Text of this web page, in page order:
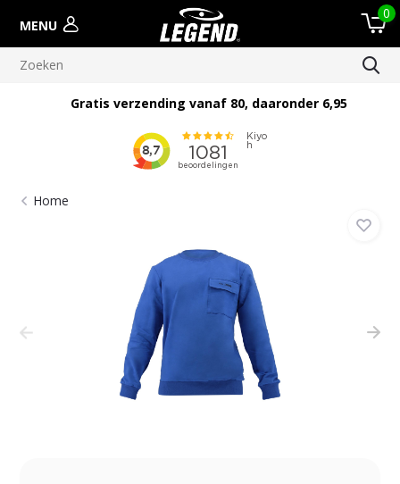
MENU
0
Gratis verzending vanaf 80, daaronder 6,95
Home